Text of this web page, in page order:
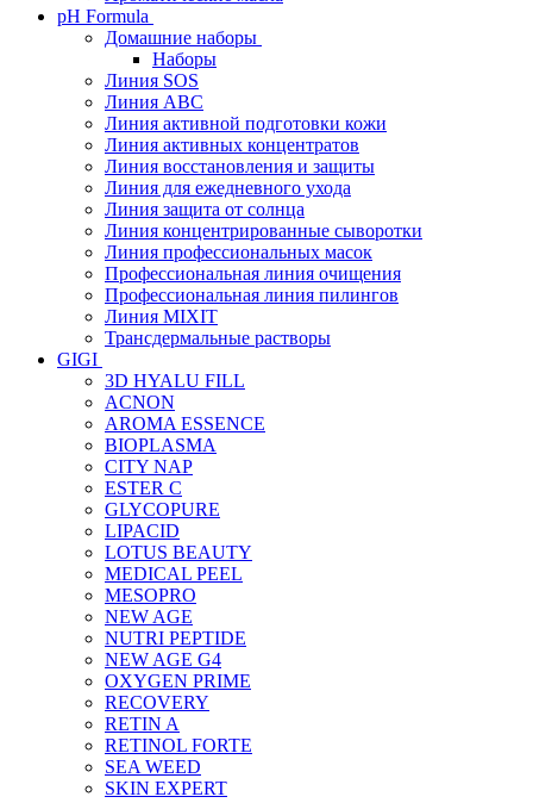
pH Formula
Домашние наборы
Наборы
Линия SOS
Линия АВС
Линия активной подготовки кожи
Линия активных концентратов
Линия восстановления и защиты
Линия для ежедневного ухода
Линия защита от солнца
Линия концентрированные сыворотки
Линия профессиональных масок
Профессиональная линия очищения
Профессиональная линия пилингов
Линия MIXIT
Трансдермальные растворы
GIGI
3D HYALU FILL
ACNON
AROMA ESSENCE
BIOPLASMA
CITY NAP
ESTER C
GLYCOPURE
LIPACID
LOTUS BEAUTY
MEDICAL PEEL
MESOPRO
NEW AGE
NUTRI PEPTIDE
NEW AGE G4
OXYGEN PRIME
RECOVERY
RETIN A
RETINOL FORTE
SEA WEED
SKIN EXPERT